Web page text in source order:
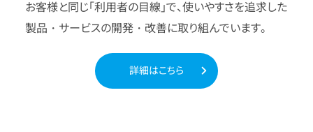
お客様と同じ「利用者の目線」で、使いやすさを追求した
製品・サービスの開発・改善に取り組んでいます。
詳細はこちら